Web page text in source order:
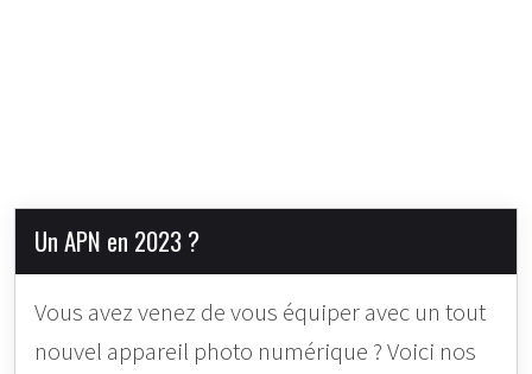
Un APN en 2023 ?
Vous avez venez de vous équiper avec un tout
nouvel appareil photo numérique ? Voici nos